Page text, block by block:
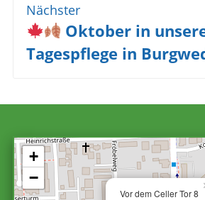
Nächster
Nächster
Beitrag:
Oktober in
Tagespflege in
Vor dem Celler Tor 8
+
−